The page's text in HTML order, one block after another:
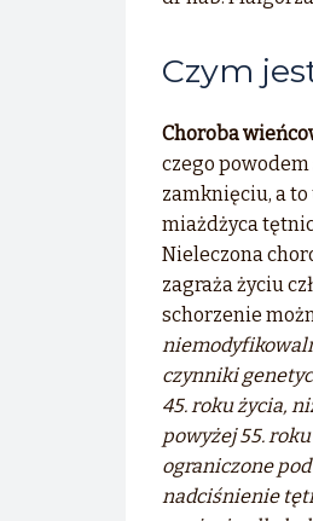
Czym
Choroba
czego
zamknięciu, a
miażdżyca
Nieleczona
zagraża życiu
schorzenie
czynniki
45. roku życia,
powyżej 55.
ograniczone
nadciśnienie